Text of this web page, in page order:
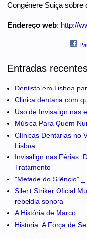
Congénere Suiça sobre
Endereço web: http://
Entradas
Dentista em Lisboa
Clinica dentaria com
Uso de Invisalign nas
Música Para Quem
Clínicas Dentárias no
Lisboa
Invisalign nas Férias:
Tratamento
"Metade do Silêncio"
Silent Striker Oficial
rebeldia sonora
A História de Marco
História: A Força de